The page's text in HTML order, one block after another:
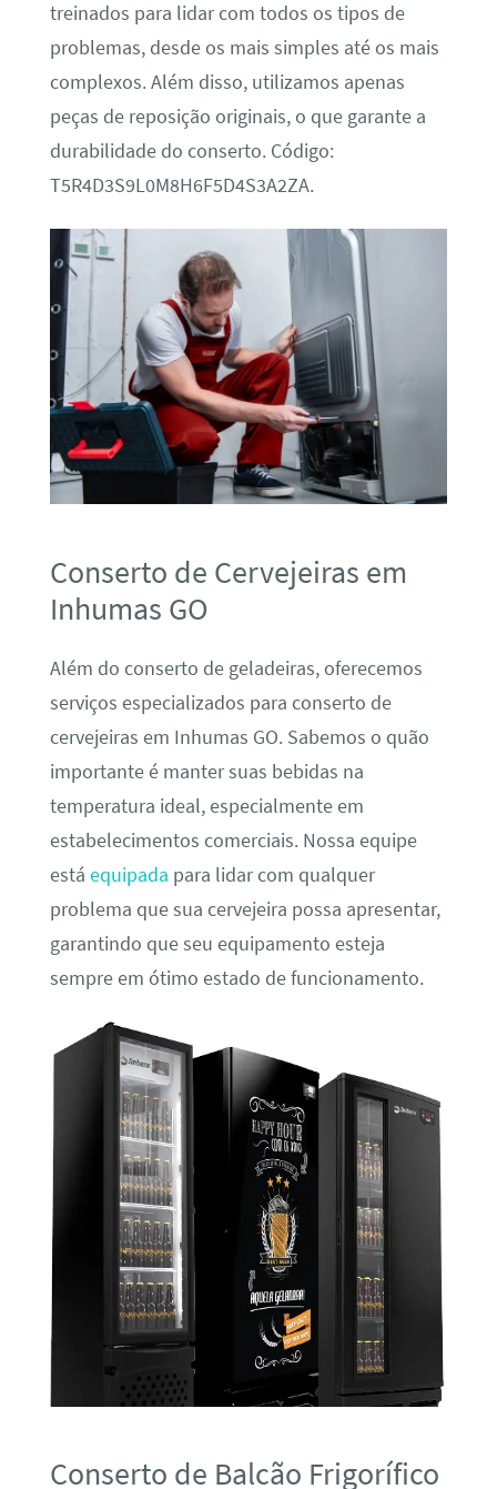
treinados para lidar com todos os tipos de
problemas, desde os mais simples até os mais
complexos. Além disso, utilizamos apenas
peças de reposição originais, o que garante a
durabilidade do conserto. Código:
T5R4D3S9L0M8H6F5D4S3A2ZA.
Conserto de Cervejeiras em
Inhumas GO
Além do conserto de geladeiras, oferecemos
serviços especializados para conserto de
cervejeiras em Inhumas GO. Sabemos o quão
importante é manter suas bebidas na
temperatura ideal, especialmente em
estabelecimentos comerciais. Nossa equipe
está equipada para lidar com qualquer
problema que sua cervejeira possa apresentar,
garantindo que seu equipamento esteja
sempre em ótimo estado de funcionamento.
Conserto de Balcão Frigorífico